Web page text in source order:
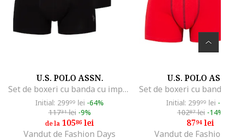
U.S. POLO ASSN.
Set de boxeri cu banda cu imprimeu logo - 3 perechi, Negru/Gri
Initial: 29999 lei -64%
11731lei -9%
de la 10586lei
Vandut de Fashion Days
U.S. POLO
Initial: 29999 lei -
10287lei -14%
8794lei
Vandut de Fashion